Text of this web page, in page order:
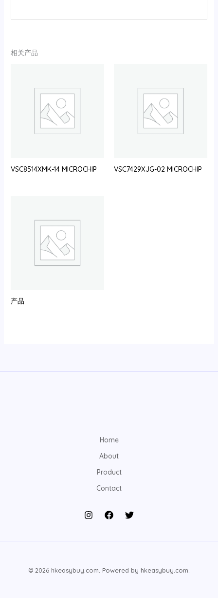
相关产品
VSC8514XMK-14 MICROCHIP VSC7429XJG-02 MICROCHIP
产品
Home
About
Product
Contact
© 2026 hkeasybuy.com. Powered by hkeasybuy.com.